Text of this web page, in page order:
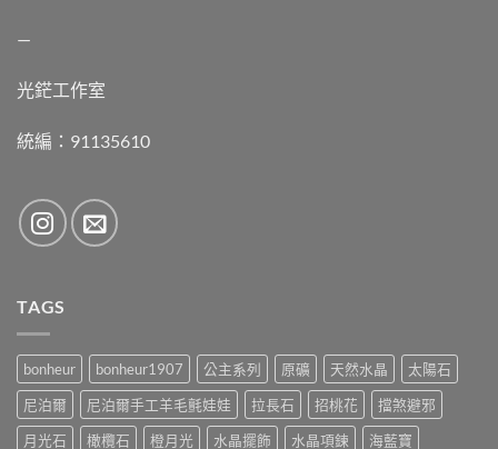
—
光鋩工作室
統編：91135610
TAGS
bonheur bonheur1907 公主系列 原礦 天然水晶
太陽石
尼泊爾
尼泊爾手工羊毛氈娃娃 拉長石 招桃花
擋煞避邪
月光石
橄欖石 橙月光 水晶擺飾 水晶項鍊 海藍寶